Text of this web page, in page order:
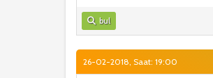
bul
26-02-2018, Saat: 19:00